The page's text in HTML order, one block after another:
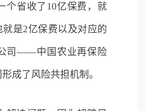
个省收了10亿保费，就
是2亿保费以及对应的
司——中国农业再保险
成了风险共担机制。